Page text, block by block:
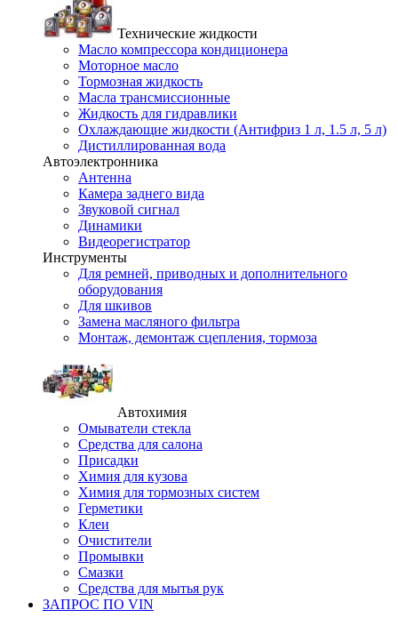
Технические жидкости
Масло компрессора кондиционера
Моторное масло
Тормозная жидкость
Масла трансмиссионные
Жидкость для гидравлики
Охлаждающие жидкости (Антифриз 1 л, 1.5 л, 5 л)
Дистиллированная вода
Автоэлектронника
Антенна
Камера заднего вида
Звуковой сигнал
Динамики
Видеорегистратор
Инструменты
Для ремней, приводных и дополнительного
оборудования
Для шкивов
Замена масляного фильтра
Монтаж, демонтаж сцепления, тормоза
Автохимия
Омыватели стекла
Средства для салона
Присадки
Химия для кузова
Химия для тормозных систем
Герметики
Клеи
Очистители
Промывки
Смазки
Средства для мытья рук
ЗАПРОС ПО VIN